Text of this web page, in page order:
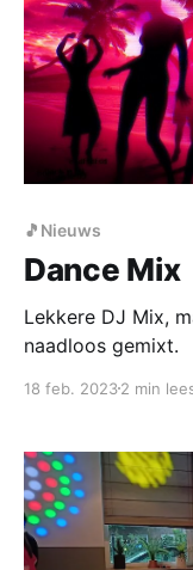
🎵Nieuws
Dance Mix
Lekkere DJ Mix,
naadloos gemixt.
18 feb. 20232 min